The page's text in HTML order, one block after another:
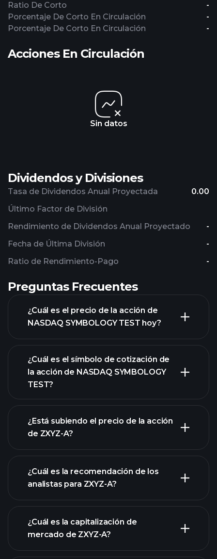
Ratio De Corto
-
Porcentaje De Corto En Circulación
-
Porcentaje De Corto En Circulación
-
Acciones En Circulación
Sin datos
Dividendos y Divisiones
Tasa de Dividendos Anual Proyectada 0.00
Rendimiento de Dividendos Anual Proyectado -
Ratio de Rendimiento-Pago -
Último Factor de División
Fecha de Última División -
Preguntas Frecuentes
¿Cuál es el precio de la acción de
NASDAQ SYMBOLOGY TEST hoy?
gráfico
avanzado
¿Cuál es el símbolo de cotización de
la acción de NASDAQ SYMBOLOGY
TEST?
¿Está subiendo el precio de la acción
de ZXYZ-A?
gráfico de ZXYZ-
A
¿Cuál es la recomendación de los
analistas para ZXYZ-A?
¿Cuál es la capitalización de
mercado de ZXYZ-A?